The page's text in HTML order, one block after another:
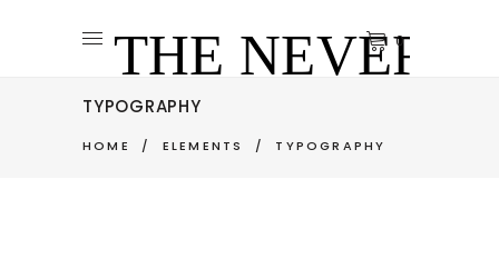
0
TYPOGRAPHY
HOME / ELEMENTS / TYPOGRAPHY